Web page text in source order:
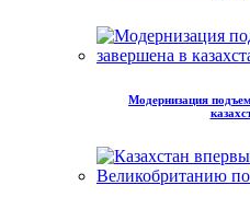
Модернизация